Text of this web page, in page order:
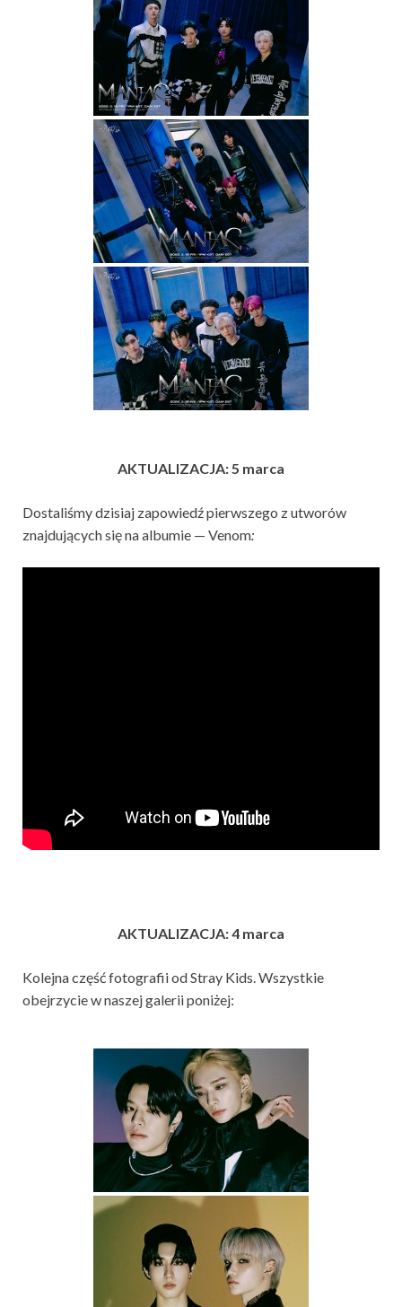
AKTUALIZACJA: 5 marca
Dostaliśmy dzisiaj zapowiedź pierwszego z utworów
znajdujących się na albumie — Venom:
AKTUALIZACJA: 4 marca
Kolejna część fotografii od Stray Kids. Wszystkie
obejrzycie w naszej galerii poniżej: